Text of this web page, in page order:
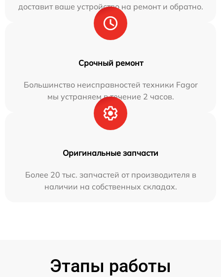
доставит ваше устройство на ремонт и обратно.
Срочный ремонт
Большинство неисправностей техники Fagor
мы устраняем в течение 2 часов.
Оригинальные запчасти
Более 20 тыс. запчастей от производителя в
наличии на собственных складах.
Этапы работы